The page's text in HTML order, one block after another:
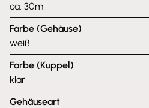
ca. 30m
Farbe (Gehäuse)
weiß
Farbe (Kuppel)
klar
Gehäuseart